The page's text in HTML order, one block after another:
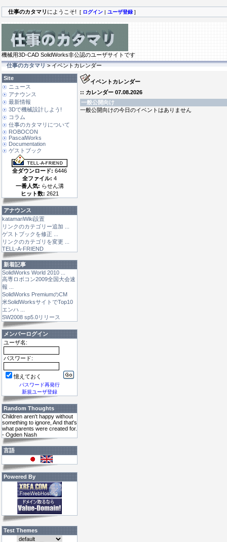
仕事のカタマリ にようこそ! [ ログイン | ユーザ登録 ]
機械用3D-CAD SolidWorks非公認のユーザサイトです
仕事のカタマリ> イベントカレンダー
Site
ニュース
アナウンス
最新情報
3Dで機械設計しよう!
コラム
仕事のカタマリについて
ROBOCON
PascalWorks
Documentation
ゲストブック
全ダウンロード: 6446
全ファイル: 4
一番人気: らせん溝
ヒット数: 2621
アナウンス
katamariWiki設置
リンクのカテゴリー追加 ...
ゲストブックを修正 ...
リンクのカテゴリを変更 ...
TELL-A-FRIEND
新着記事
SolidWorks World 2010 ...
高専ロボコン2009全国大会速
報 ...
SolidWorks PremiumのCM
米SolidWorksサイトでTop10
エンハ ...
SW2008 sp5.0リリース
メンバーログイン
ユーザ名:
パスワード:
憶えておく
パスワード再発行
新規ユーザ登録
Random Thoughts
Children aren't happy without
something to ignore, And that's
what parents were created for.
- Ogden Nash
言語
Powered By
Test Themes
イベントカレンダー
:: カレンダー 07.08.2026
一般公開向け
一般公開向けの今日のイベントはありません